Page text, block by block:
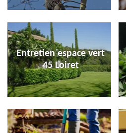
Entretien espace vert
45 Loiret